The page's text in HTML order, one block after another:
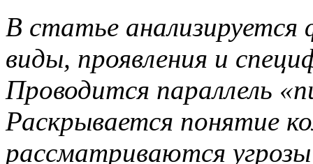
В статье анализируется
виды, проявления и
Проводится параллель
Раскрывается понятие
рассматриваются